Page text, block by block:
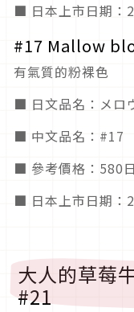
■ 日本上市日期：
#17 Mallow
有氣質的粉裸色
■ 日文品名：メロ
■ 中文品名：#17
■ 參考價格：580
■ 日本上市日期：
大人的草莓
#21